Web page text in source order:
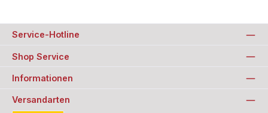
Service-Hotline
Shop Service
Informationen
Versandarten